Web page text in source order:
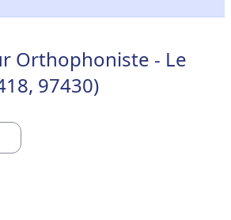
Orthophoniste - Le
97430)